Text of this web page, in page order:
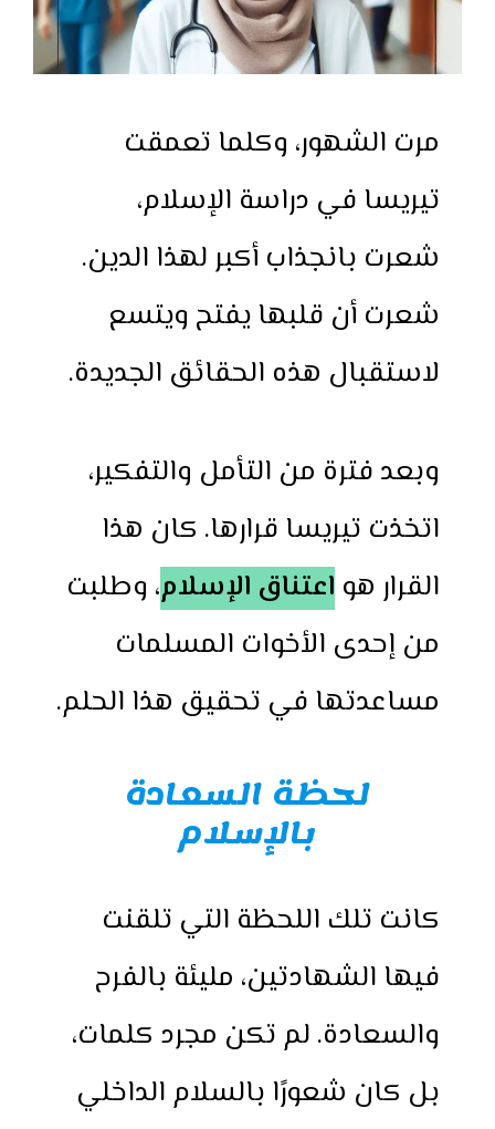
مرت الشهور، وكلما تعمقت
تيريسا في دراسة الإسلام،
شعرت بانجذاب أكبر لهذا الدين.
شعرت أن قلبها يفتح ويتسع
لاستقبال هذه الحقائق الجديدة.
وبعد فترة من التأمل والتفكير،
اتخذت تيريسا قرارها. كان هذا
القرار هو اعتناق الإسلام، وطلبت
من إحدى الأخوات المسلمات
مساعدتها في تحقيق هذا الحلم.
لحظة السعادة
بالإسلام
كانت تلك اللحظة التي تلقنت
فيها الشهادتين، مليئة بالفرح
والسعادة. لم تكن مجرد كلمات،
بل كان شعورًا بالسلام الداخلي